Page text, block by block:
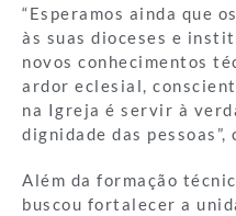
“Esperamos ainda que
às suas dioceses e
novos conhecimentos
ardor eclesial,
na Igreja é servir à
dignidade das pessoas”,
Além da formação
buscou fortalecer a